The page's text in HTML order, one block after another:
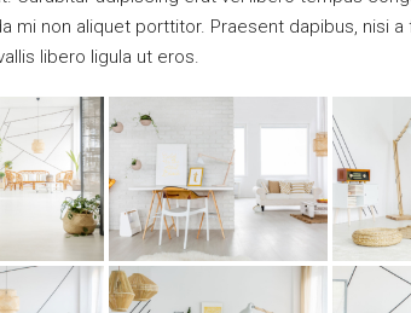
mi non aliquet porttitor. Praesent dapibus, nisi
libero ligula ut eros.